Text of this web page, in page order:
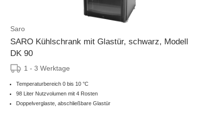
Saro
SARO Kühlschrank mit Glastür, schwarz, Modell
DK 90
1 - 3 Werktage
Temperaturbereich 0 bis 10 °C
98 Liter Nutzvolumen mit 4 Rosten
Doppelverglaste, abschließbare Glastür